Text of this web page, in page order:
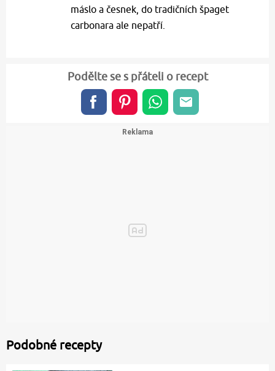
máslo a česnek, do tradičních špaget
carbonara ale nepatří.
Podělte se s přáteli o recept
Podobné recepty